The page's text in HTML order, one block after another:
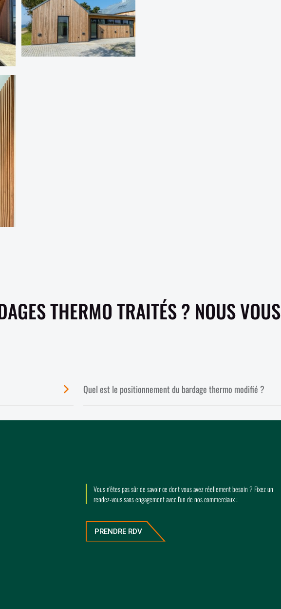
THERMO TRAITÉS ? NOUS VOUS
Quel est le positionnement du bardage thermo modifié ?
Vous n'êtes pas sûr de savoir ce dont vous avez réellement besoin ? Fixez un
rendez-vous sans engagement avec l'un de nos commerciaux :
PRENDRE RDV